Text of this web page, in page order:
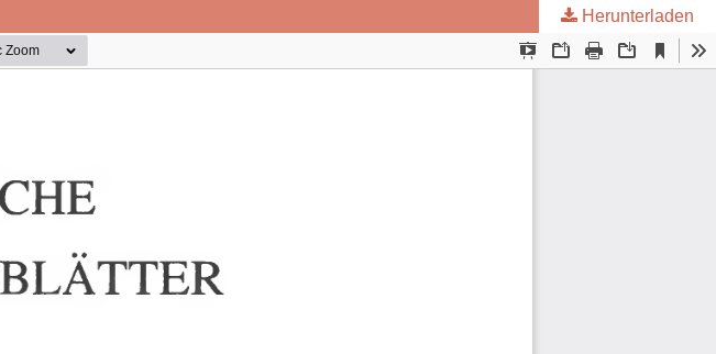
Herunterladen